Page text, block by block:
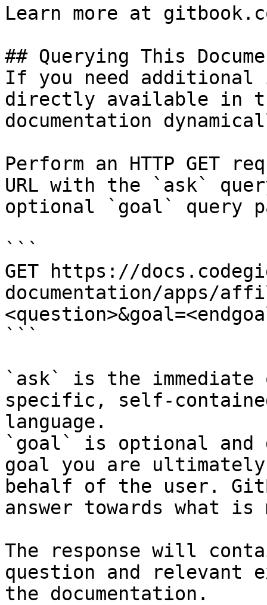
Learn more at
## Querying This
If you need
directly available in
documentation
Perform an HTTP GET
URL with the `ask`
optional `goal` query
```
GET https://
documentation/apps/
```
`ask` is the
specific, self-
language.
`goal` is optional and
goal you are
behalf of the user.
answer towards what
The response will
question and relevant
the documentation.